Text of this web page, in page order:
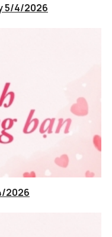
5/4/2026
2026